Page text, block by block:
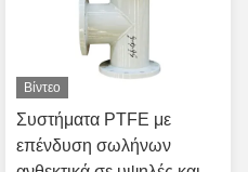
Βίντεο
Συστήματα PTFE με
επένδυση σωλήνων